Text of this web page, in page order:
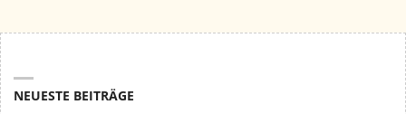
NEUESTE BEITRÄGE